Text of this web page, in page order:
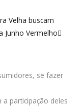
Velha buscam
Junho Vermelho
se fazer
participação deles